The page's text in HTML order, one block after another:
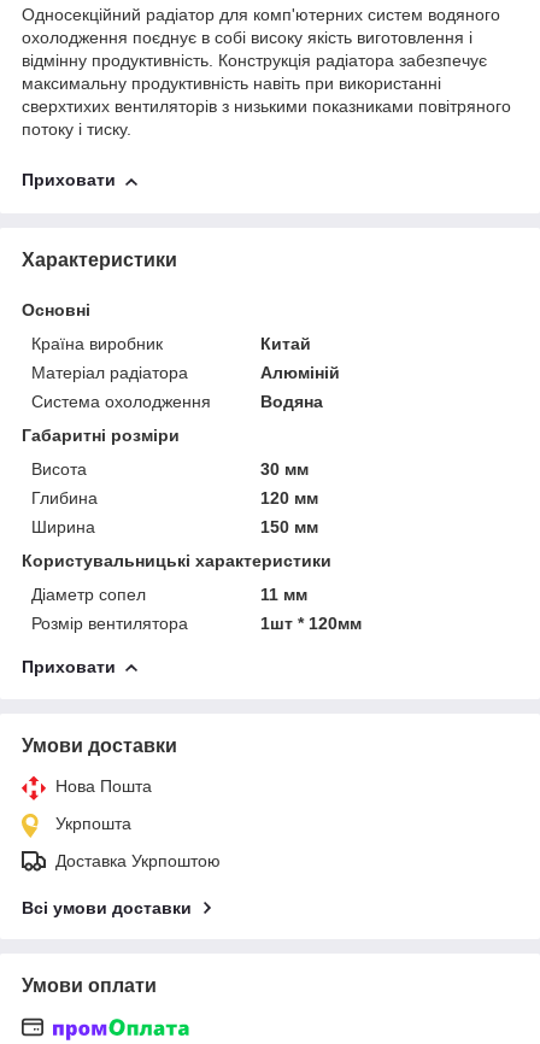
Односекційний радіатор для комп'ютерних систем водяного
охолодження поєднує в собі високу якість виготовлення і
відмінну продуктивність. Конструкція радіатора забезпечує
максимальну продуктивність навіть при використанні
сверхтихих вентиляторів з низькими показниками повітряного
потоку і тиску.
Приховати
Характеристики
Основні
Країна виробник
Китай
Матеріал радіатора
Алюміній
Система охолодження
Водяна
Габаритні розміри
Висота
30 мм
Глибина
120 мм
Ширина
150 мм
Користувальницькі характеристики
Діаметр сопел
11 мм
Розмір вентилятора
1шт * 120мм
Приховати
Умови доставки
Нова Пошта
Укрпошта
Доставка Укрпоштою
Всі умови доставки
Умови оплати